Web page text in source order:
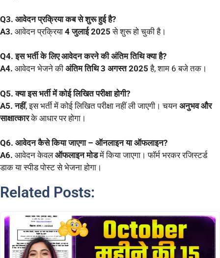
Q3. आवेदन प्रक्रिया कब से शुरू हुई है?
A3. आवेदन प्रक्रिया 4 जुलाई 2025 से शुरू हो चुकी है।
Q4. इस भर्ती के लिए आवेदन करने की अंतिम तिथि क्या है?
A4. आवेदन भेजने की अंतिम तिथि 3 अगस्त 2025 है, शाम 6 बजे तक।
Q5. क्या इस भर्ती में कोई लिखित परीक्षा होगी?
A5. नहीं, इस भर्ती में कोई लिखित परीक्षा नहीं ली जाएगी। चयन अनुभव और
साक्षात्कारके आधार पर होगा।
Q6. आवेदन कैसे किया जाएगा – ऑनलाइन या ऑफलाइन?
A6. आवेदन केवलऑफलाइन मोडमें किया जाएगा। फॉर्म भरकर रजिस्टर्ड
डाक या स्पीड पोस्ट से भेजना होगा।
Related Posts: